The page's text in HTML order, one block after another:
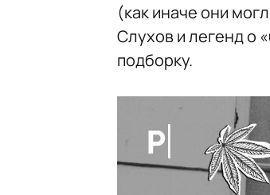
(как иначе они
Слухов и легенд о
подборку.